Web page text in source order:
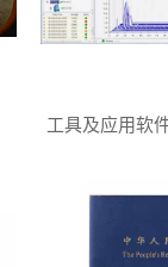
工具及应用软